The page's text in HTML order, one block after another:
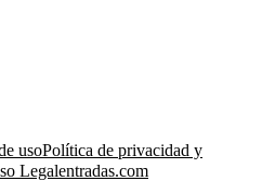
usoPolítica de privacidad y
Legalentradas.com